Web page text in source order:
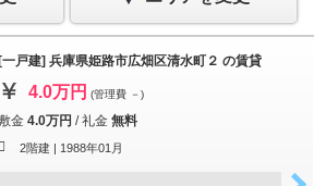
戸建] 兵庫県姫路市広畑区清水町２ の賃貸
4.0万円 (管理費 －)
金 4.0万円 /礼金 無料
2階建 | 1988年01月